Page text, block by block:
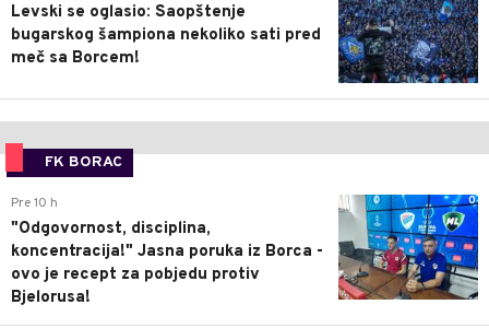
Levski se oglasio: Saopštenje
bugarskog šampiona nekoliko sati pred
meč sa Borcem!
FK BORAC
0
Pre 10 h
"Odgovornost, disciplina,
koncentracija!" Jasna poruka iz Borca -
ovo je recept za pobjedu protiv
Bjelorusa!